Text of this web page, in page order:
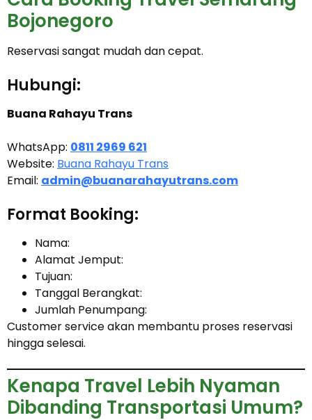
Bojonegoro
Reservasi sangat mudah dan cepat.
Hubungi:
Buana Rahayu Trans
WhatsApp: 0811 2969 621
Website: Buana Rahayu Trans
Email: admin@buanarahayutrans.com
Format Booking:
Nama:
Alamat Jemput:
Tujuan:
Tanggal Berangkat:
Jumlah Penumpang:
Customer service akan membantu proses reservasi
hingga selesai.
Kenapa Travel Lebih Nyaman
Dibanding Transportasi Umum?